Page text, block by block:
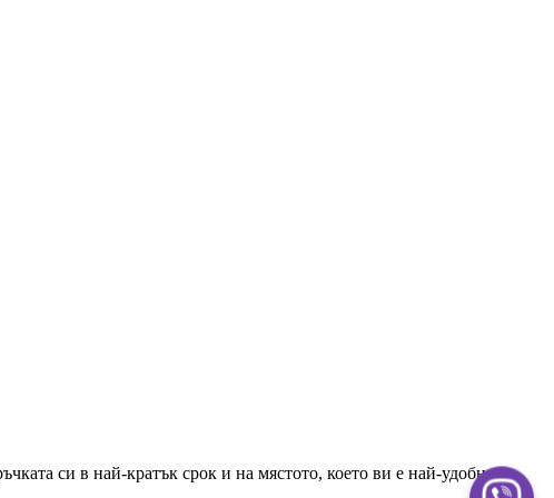
си в най-кратък срок и на мястото, което ви е най-удобно.